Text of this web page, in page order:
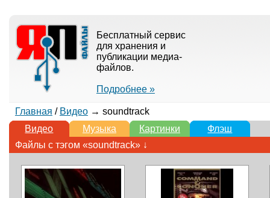
Бесплатный сервис
для хранения и
публикации медиа-
файлов.
Подробнее »
Главная / Видео→ soundtrack
Видео
Музыка Картинки
Флэш
Файлы с тэгом «soundtrack» ↓